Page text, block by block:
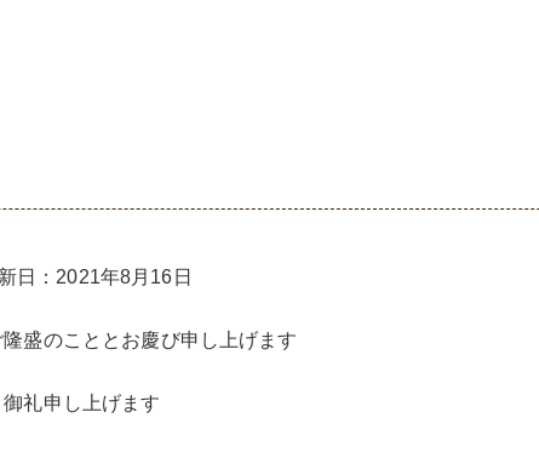
日：2021年8月16日
盛のこととお慶び申し上げます
礼申し上げます